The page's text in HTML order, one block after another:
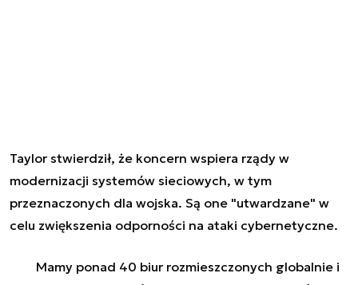
Taylor stwierdził, że koncern wspiera rządy w
modernizacji systemów sieciowych, w tym
przeznaczonych dla wojska. Są one "utwardzane" w
celu zwiększenia odporności na ataki cybernetyczne.
Mamy ponad 40 biur rozmieszczonych globalnie i